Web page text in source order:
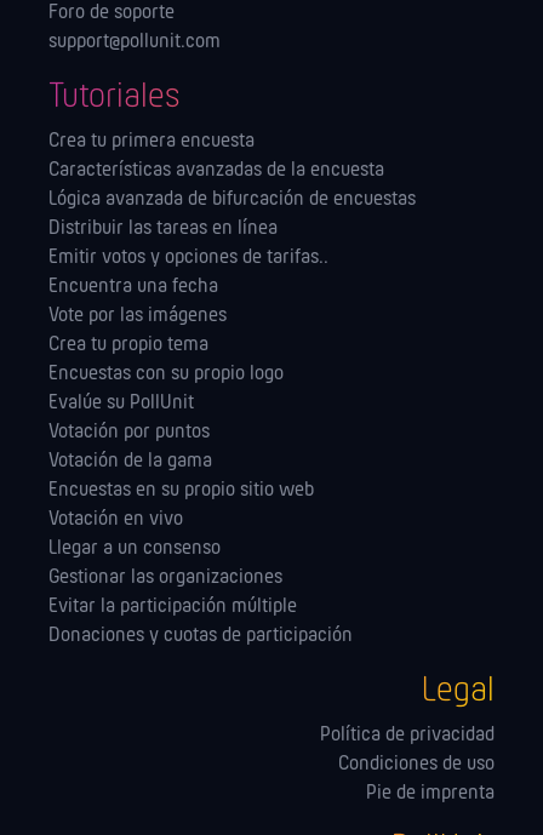
Foro de soporte
support@pollunit.com
Tutoriales
Crea tu primera encuesta
Características avanzadas de la encuesta
Lógica avanzada de bifurcación de encuestas
Distribuir las tareas en línea
Emitir votos y opciones de tarifas..
Encuentra una fecha
Vote por las imágenes
Crea tu propio tema
Encuestas con su propio logo
Evalúe su PollUnit
Votación por puntos
Votación de la gama
Encuestas en su propio sitio web
Votación en vivo
Llegar a un consenso
Gestionar las orga­nizaciones
Evitar la participación múltiple
Donaciones y cuotas de participación
Legal
Política de privacidad
Condiciones de uso
Pie de imprenta